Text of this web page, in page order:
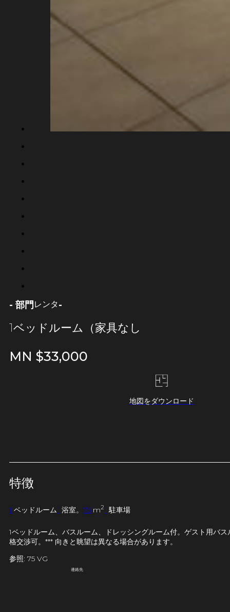
- 部門 レンタ-
1ベッドルーム（家具なし
MN $33,000
地図をダウンロード
特徴
1 ベッドルーム1 浴室。 75 m21 駐車場
1ベッドルーム、バスルーム、ドレッシングルーム付。ゲスト用バ
格交渉可。*** 向きと眺望は異なる場合があります。
参照: 75 VG
連絡先